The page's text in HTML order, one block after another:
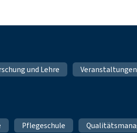
und Lehre Veranstaltungen
Pflegeschule